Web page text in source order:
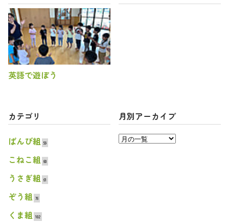
英語で遊ぼう
カテゴリ
ばんび組 59
こねこ組 60
うさぎ組 61
ぞう組 76
くま組 102
月別アーカイブ